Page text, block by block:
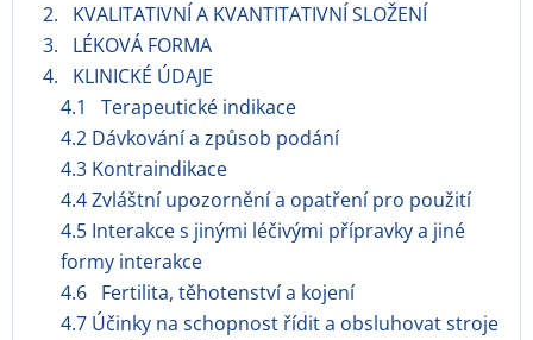
2. KVALITATIVNÍ A KVANTITATIVNÍ SLOŽENÍ
3. LÉKOVÁ FORMA
4. KLINICKÉ ÚDAJE
4.1 Terapeutické indikace
4.2 Dávkování a způsob podání
4.3 Kontraindikace
4.4 Zvláštní upozornění a opatření pro použití
4.5 Interakce s jinými léčivými přípravky a jiné
formy interakce
4.6 Fertilita, těhotenství a kojení
4.7 Účinky na schopnost řídit a obsluhovat stroje